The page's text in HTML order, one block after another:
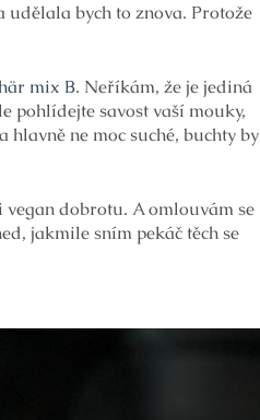
udělala bych to znova. Protože
mix B. Neříkám, že je jediná
pohlídejte savost vaší mouky,
ne moc suché, buchty by
dobrotu. A omlouvám se
jakmile sním pekáč těch se